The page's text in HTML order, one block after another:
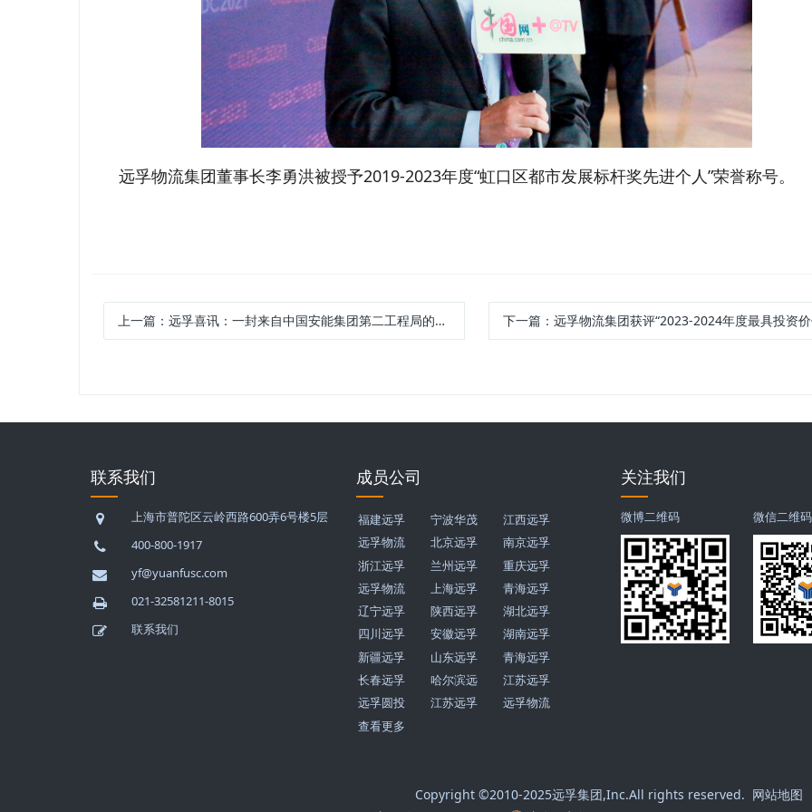
远孚物流集团董事长李勇洪被授予2019-2023年度“虹口区都市发展标杆奖先进个人”荣誉称号。
上一篇：远孚喜讯：一封来自中国安能集团第二工程局的表扬信 下一篇： 远孚物流集团获评“2023-2024年度最具投资价值企业案例” 第十四届中国物流投融资大
联系我们
上海市普陀区云岭西路600弄6号楼5层
400-800-1917
yf@yuanfusc.com
021-32581211-8015
联系我们
成员公司
福建远孚 宁波华茂
江西远孚
远孚物流
北京远孚
南京远孚
浙江远孚
兰州远孚
重庆远孚
远孚物流
上海远孚
青海远孚
辽宁远孚
陕西远孚
湖北远孚
四川远孚
安徽远孚
湖南远孚
新疆远孚
山东远孚
青海远孚
长春远孚
哈尔滨远
江苏远孚
远孚圆投
江苏远孚
远孚物流
查看更多
关注我们
微博二维码 微信二维码
Copyright ©2010-2025远孚集团,Inc.All rights reserved. 网站地图